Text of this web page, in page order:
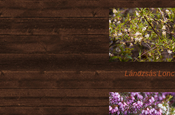
Lándzsás Lonc